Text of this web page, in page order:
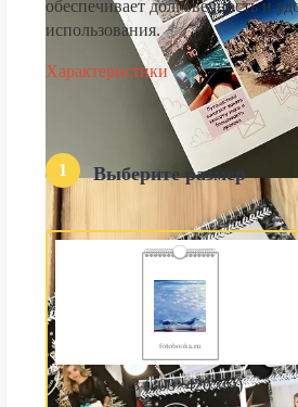
обеспечивает долговечность и
использования.
Характеристики
1 Выберите размер
А3 (300×420 мм)